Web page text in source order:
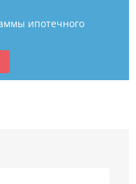
ипотечного